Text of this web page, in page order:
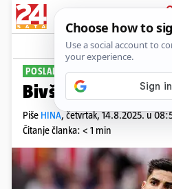
Sport
POSLALI PONUDU
Bivši igrač Reala
Piše HINA,četvrtak, 14.8.2025. u
Čitanje članka: < 1 min